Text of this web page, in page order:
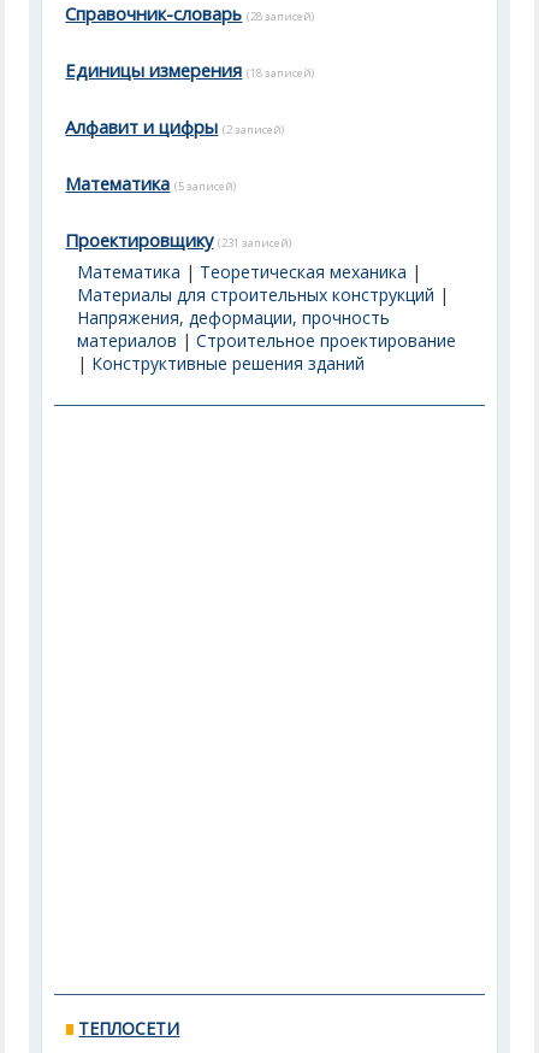
Справочник-словарь (28 записей)
Единицы измерения (18 записей)
Алфавит и цифры (2 записей)
Математика (5 записей)
Проектировщику (231 записей)
Математика | Теоретическая механика |
Материалы для строительных конструкций |
Напряжения, деформации, прочность
материалов |Строительное проектирование
| Конструктивные решения зданий
ТЕПЛОСЕТИ